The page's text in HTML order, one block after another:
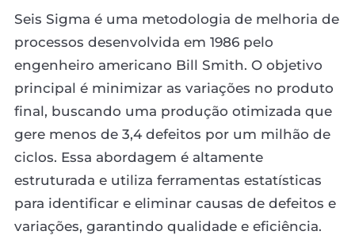
Seis Sigma é uma metodologia de melhoria de
processos desenvolvida em 1986 pelo
engenheiro americano Bill Smith. O objetivo
principal é minimizar as variações no produto
final, buscando uma produção otimizada que
gere menos de 3,4 defeitos por um milhão de
ciclos. Essa abordagem é altamente
estruturada e utiliza ferramentas estatísticas
para identificar e eliminar causas de defeitos e
variações, garantindo qualidade e eficiência.